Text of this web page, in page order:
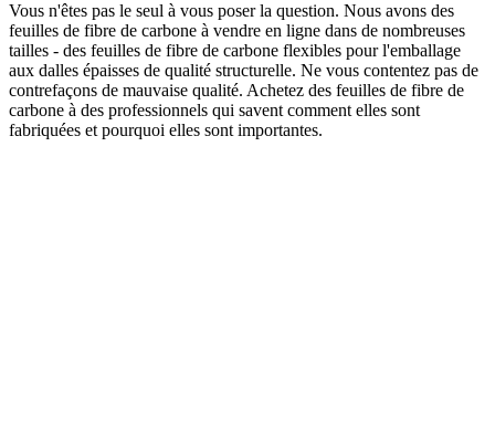
Vous n'êtes pas le seul à vous poser la question. Nous avons des
feuilles de fibre de carbone à vendre en ligne dans de nombreuses
tailles - des feuilles de fibre de carbone flexibles pour l'emballage
aux dalles épaisses de qualité structurelle. Ne vous contentez pas de
contrefaçons de mauvaise qualité. Achetez des feuilles de fibre de
carbone à des professionnels qui savent comment elles sont
fabriquées et pourquoi elles sont importantes.